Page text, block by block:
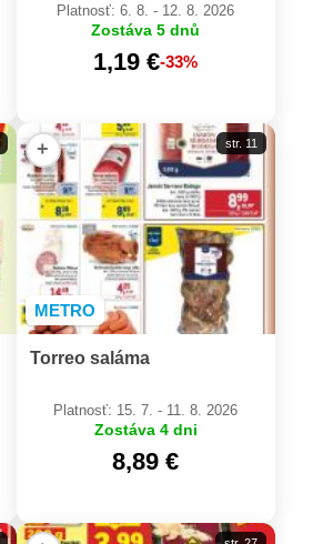
Platnosť: 6. 8. - 12. 8. 2026
Zostáva 5 dnů
1,19 €-33%
+
METRO
str. 11
Torreo saláma
Platnosť: 15. 7. - 11. 8. 2026
Zostáva 4 dni
8,89 €